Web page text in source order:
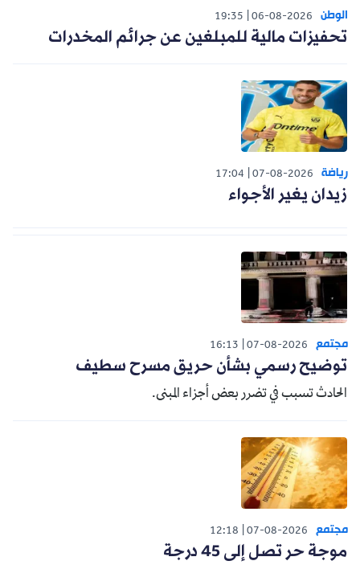
الوطن 06-08-2026
19:35
تحفيزات مالية للمبلغين عن جرائم المخدرات
رياضة 07-08-2026
17:04
زيدان يغير الأجواء
مجتمع 07-08-2026
16:13
توضيح رسمي بشأن حريق مسرح سطيف
الحادث تسبب في تضرر بعض أجزاء المبنى.
مجتمع 07-08-2026
12:18
موجة حر تصل إلى 45 درجة